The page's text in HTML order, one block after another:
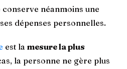
néanmoins une
dépenses personnelles.
est la mesure la plus
la personne ne gère plus